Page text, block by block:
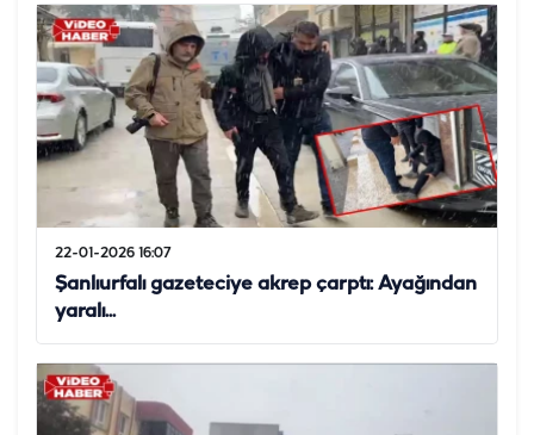
22-01-2026 16:07
Şanlıurfalı gazeteciye akrep çarptı: Ayağından
yaralı...